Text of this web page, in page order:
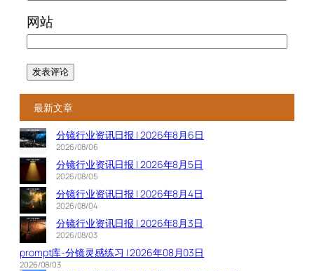
网站
最新文章
分镜行业资讯日报 | 2026年8月6日
2026/08/06
分镜行业资讯日报 | 2026年8月5日
2026/08/05
分镜行业资讯日报 | 2026年8月4日
2026/08/04
分镜行业资讯日报 | 2026年8月3日
2026/08/03
prompt库-分镜灵感练习 | 2026年08月03日
2026/08/03